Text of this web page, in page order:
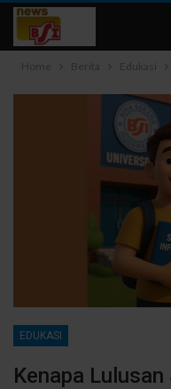
Home Berita Edukasi
EDUKASI
Kenapa